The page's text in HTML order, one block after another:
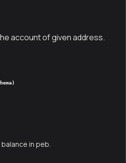
account of given address.
in peb.